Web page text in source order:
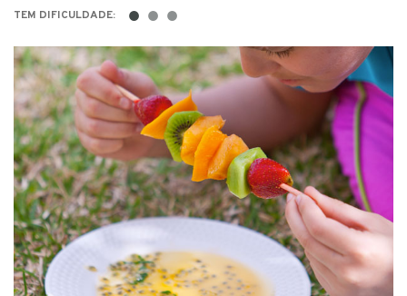
TEM DIFICULDADE: ● ● ●